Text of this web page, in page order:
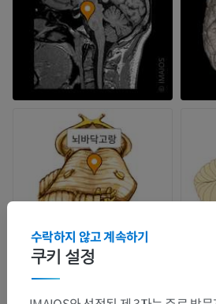
쿠키 설정
수락하지 않고 계속하기